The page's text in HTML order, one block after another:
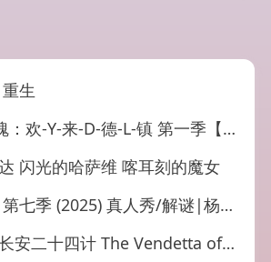
生
欢-Y-来-D-德-L-镇 第一季【连载】
闪光的哈萨维 喀耳刻的魔女
(2025) 真人秀/解谜|杨幂大张伟许凯|高能密室…
十四计 The Vendetta of An 蓝光高清/完整版…